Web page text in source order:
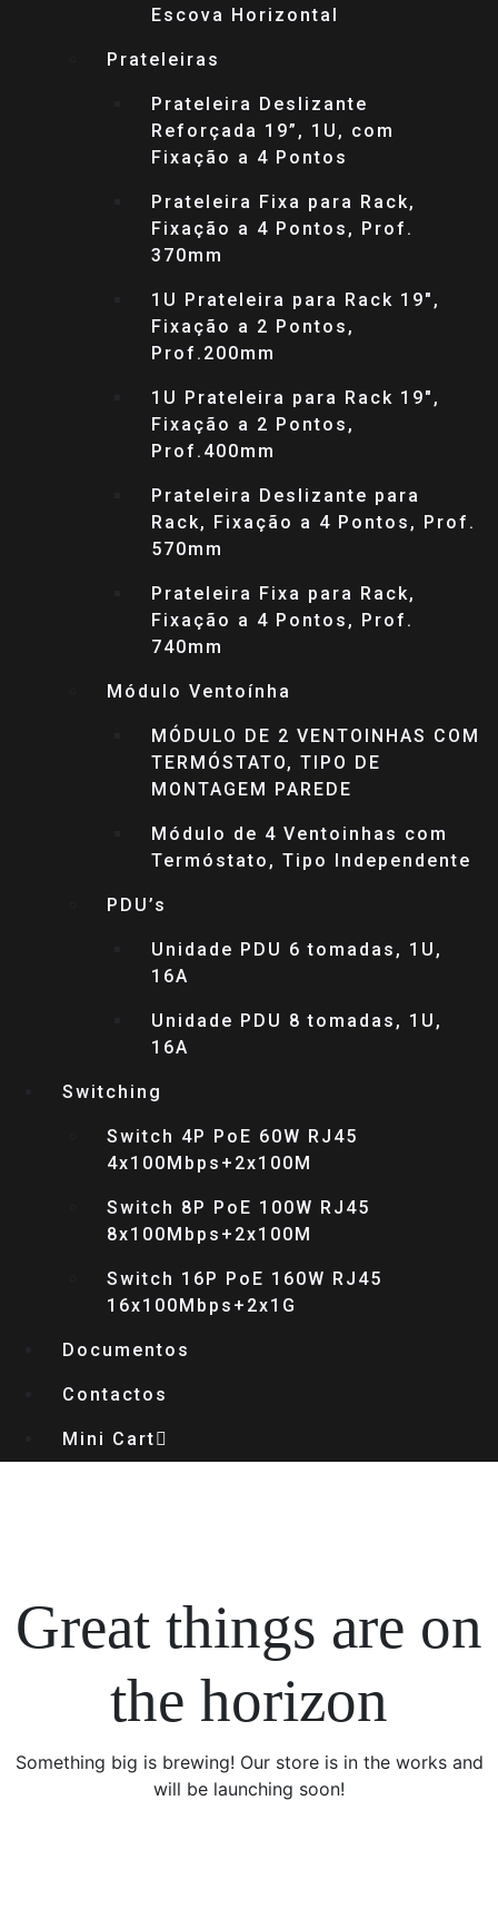
Escova Horizontal
Prateleiras
Prateleira Deslizante
Reforçada 19”, 1U, com
Fixação a 4 Pontos
Prateleira Fixa para Rack,
Fixação a 4 Pontos, Prof.
370mm
1U Prateleira para Rack 19″,
Fixação a 2 Pontos,
Prof.200mm
1U Prateleira para Rack 19″,
Fixação a 2 Pontos,
Prof.400mm
Prateleira Deslizante para
Rack, Fixação a 4 Pontos, Prof.
570mm
Prateleira Fixa para Rack,
Fixação a 4 Pontos, Prof.
740mm
Módulo Ventoínha
MÓDULO DE 2 VENTOINHAS COM
TERMÓSTATO, TIPO DE
MONTAGEM PAREDE
Módulo de 4 Ventoinhas com
Termóstato, Tipo Independente
PDU’s
Unidade PDU 6 tomadas, 1U,
16A
Unidade PDU 8 tomadas, 1U,
16A
Switching
Switch 4P PoE 60W RJ45
4x100Mbps+2x100M
Switch 8P PoE 100W RJ45
8x100Mbps+2x100M
Switch 16P PoE 160W RJ45
16x100Mbps+2x1G
Documentos
Contactos
Mini Cart
Great things are on
the horizon
Something big is brewing! Our store is in the works and
will be launching soon!